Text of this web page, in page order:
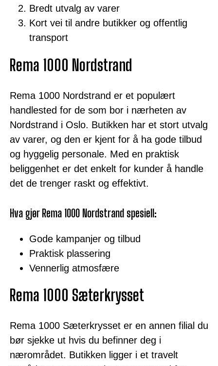
Bredt utvalg av varer
Kort vei til andre butikker og offentlig
transport
Rema 1000 Nordstrand
Rema 1000 Nordstrand er et populært
handlested for de som bor i nærheten av
Nordstrand i Oslo. Butikken har et stort utvalg
av varer, og den er kjent for å ha gode tilbud
og hyggelig personale. Med en praktisk
beliggenhet er det enkelt for kunder å handle
det de trenger raskt og effektivt.
Hva gjør Rema 1000 Nordstrand spesiell:
Gode kampanjer og tilbud
Praktisk plassering
Vennerlig atmosfære
Rema 1000 Sæterkrysset
Rema 1000 Sæterkrysset er en annen filial du
bør sjekke ut hvis du befinner deg i
nærområdet. Butikken ligger i et travelt